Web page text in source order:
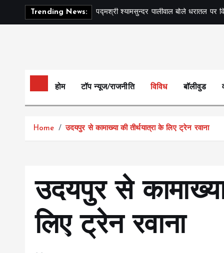
Trending News: पद्मश्री श्यामसुन्दर पालीवाल बोले धरातल पर
होम टॉप न्यूज/राजनीति विविध बॉलीवुड
Home उदयपुर से कामाख्या की तीर्थयात्रा के लिए ट्रेन रवाना
उदयपुर से
लिए ट्रेन रवाना